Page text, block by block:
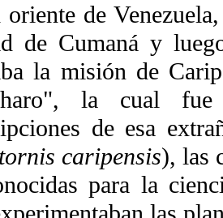
de
de Cumaná y
la misión de
la cual
de esa
caripensis), las
para la